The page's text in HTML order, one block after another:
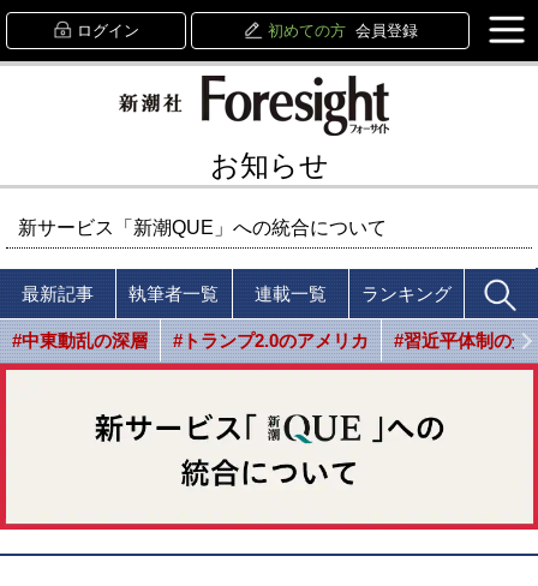
ログイン 初めての方 会員登録
お知らせ
新サービス「新潮QUE」への統合について
最新記事 執筆者一覧 連載一覧 ランキング
#中東動乱の深層 #トランプ2.0のアメリカ #習近平体制の光